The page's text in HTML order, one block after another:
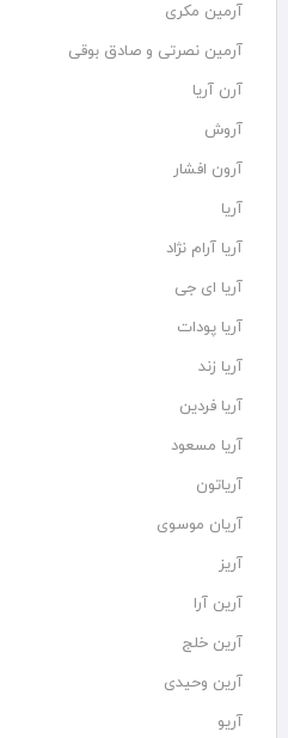
آرمین مکری
آرمین نصرتی و صادق بوقی
آرن آریا
آروش
آرون افشار
آریا
آریا آرام نژاد
آریا ای جی
آریا پودات
آریا زند
آریا فردین
آریا مسعود
آریاتون
آریان موسوی
آریز
آرین آرا
آرین خلج
آرین وحیدی
آریو